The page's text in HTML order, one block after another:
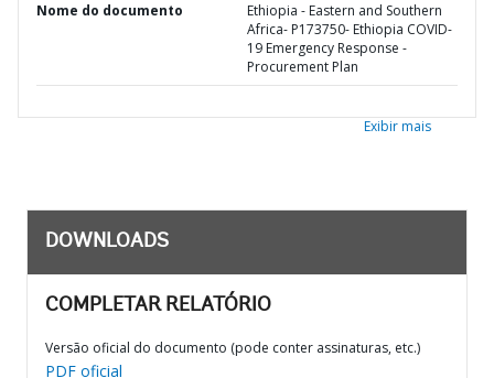
Nome do documento
Ethiopia - Eastern and Southern
Africa- P173750- Ethiopia COVID-
19 Emergency Response -
Procurement Plan
Exibir mais
DOWNLOADS
COMPLETAR RELATÓRIO
Versão oficial do documento (pode conter assinaturas, etc.)
PDF oficial